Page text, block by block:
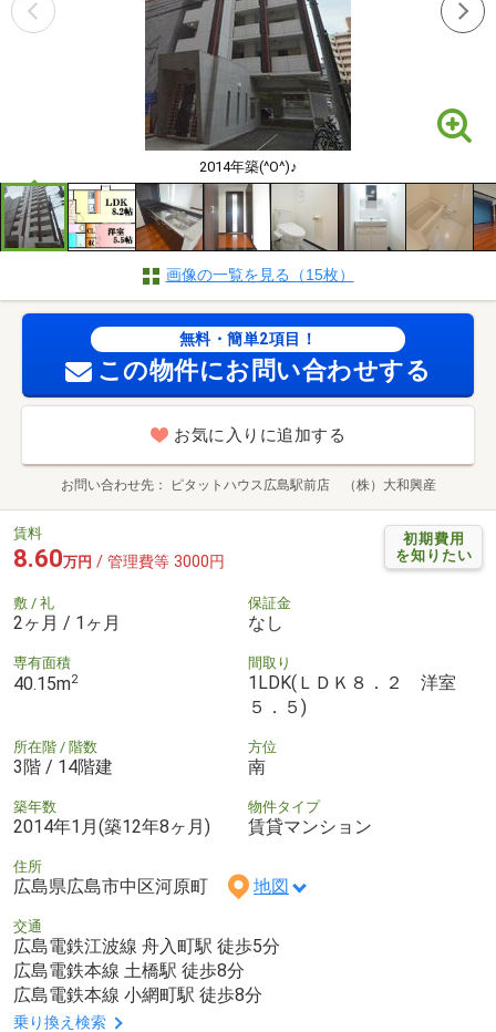
2014年築(^O^)♪
画像の一覧を見る（15枚）
無料・簡単2項目！
この物件にお問い合わせする
お気に入りに追加する
お問い合わせ先 ピタットハウス広島駅前店 （株）大和興産
初期費用
を知りたい
賃料
8.60万円 / 管理費等 3000円
敷 / 礼
2ヶ月 / 1ヶ月
保証金
なし
専有面積
40.15m2
間取り
1LDK(ＬＤＫ８．２ 洋室
５．５)
所在階 / 階数
3階 / 14階建
方位
南
築年数
2014年1月(築12年8ヶ月)
物件タイプ
賃貸マンション
住所
広島県広島市中区河原町 地図
交通
広島電鉄江波線 舟入町駅 徒歩5分
広島電鉄本線 土橋駅 徒歩8分
広島電鉄本線 小網町駅 徒歩8分
乗り換え検索